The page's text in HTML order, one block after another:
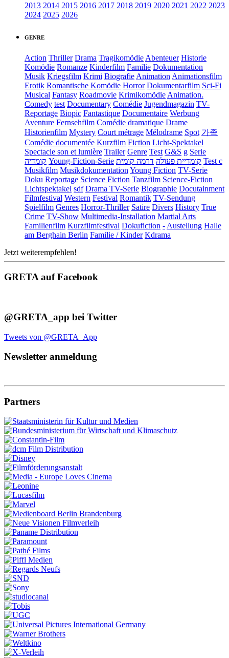
2013 2014 2015 2016 2017 2018 2019 2020 2021 2022 2023
2024 2025 2026
GENRE
Action Thriller Drama Tragikomödie Abenteuer Historie
Komödie Romanze Kinderfilm Familie Dokumentation
Musik Kriegsfilm Krimi Biografie Animation Animationsfilm
Erotik Romantische Komödie Horror Dokumentarfilm Sci-Fi
Musical Fantasy Roadmovie Krimikomödie Animation.
Comedy test Documentary Comédie Jugendmagazin TV-
Reportage Biopic Fantastique Documentaire Werbung
Aventure Fernsehfilm Comédie dramatique Drame
Historienfilm Mystery Court métrage Mélodrame Spot 가족
Comédie documentée Kurzfilm Fiction Licht-Spektakel
Spectacle son et lumière Trailer Genre Test G&S g Serie
קומדיה Young-Fiction-Serie קומדיית פעולה דרמה קומית
Test c
Musikfilm Musikdokumentation Young Fiction TV-Serie
Doku Reportage Science Fiction Tanzfilm Science-Fiction
Lichtspektakel sdf Drama TV-Serie Biographie Docutainment
Filmfestival Western Festival Romantik TV-Sendung
Spielfilm Genres Horror-Thriller Satire Divers History True
Crime TV-Show Multimedia-Installation Martial Arts
Familienfilm Kurzfilmfestival Dokufiction - Austellung Halle
am Berghain Berlin Familie / Kinder Kdrama
Jetzt weiterempfehlen!
GRETA auf Facebook
@GRETA_app bei Twitter
Tweets von @GRETA_App
Newsletter anmeldung
Partners